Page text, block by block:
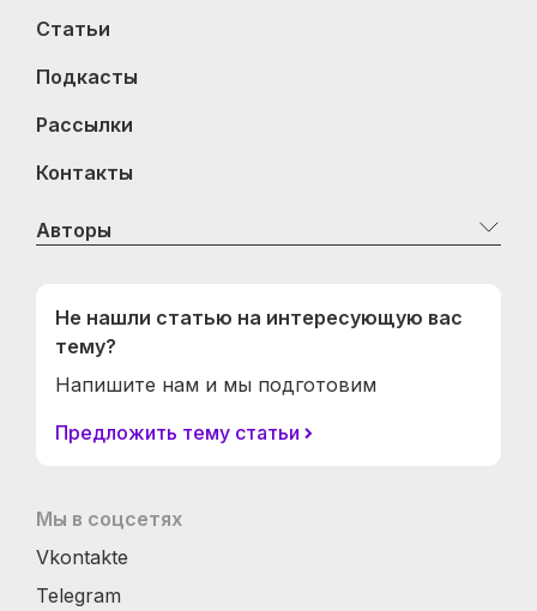
Статьи
Подкасты
Рассылки
Контакты
Авторы
Не нашли статью на интересующую вас
тему?
Напишите нам и мы подготовим
Предложить тему статьи
Мы в соцсетях
Vkontakte
Telegram